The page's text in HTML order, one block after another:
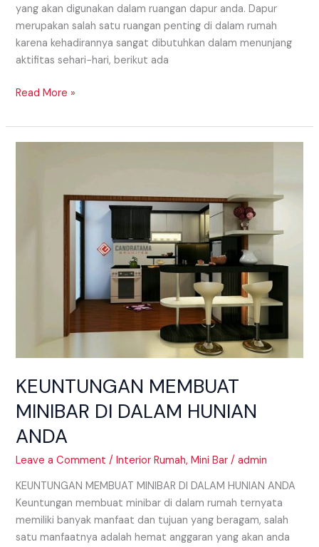
yang akan digunakan dalam ruangan dapur anda. Dapur
merupakan salah satu ruangan penting di dalam rumah
karena kehadirannya sangat dibutuhkan dalam menunjang
aktifitas sehari−hari, berikut ada
Read More »
KEUNTUNGAN MEMBUAT
MINIBAR DI DALAM HUNIAN
ANDA
Leave a Comment /Interior Rumah,Mini Bar /admin
KEUNTUNGAN MEMBUAT MINIBAR DI DALAM HUNIAN ANDA
Keuntungan membuat minibar di dalam rumah ternyata
memiliki banyak manfaat dan tujuan yang beragam, salah
satu manfaatnya adalah hemat anggaran yang akan anda